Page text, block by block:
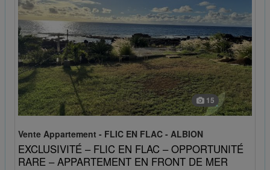
15
Vente Appartement - FLIC EN FLAC - ALBION
EXCLUSIVITÉ – FLIC EN FLAC – OPPORTUNITÉ
RARE – APPARTEMENT EN FRONT DE MER